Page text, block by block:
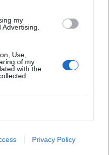
my
Use,
of my
with the
Privacy Policy
no Hockenheimring